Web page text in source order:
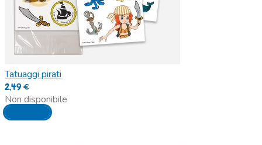
Tatuaggi pirati
2,49€
Non disponibile
Leggi tutto